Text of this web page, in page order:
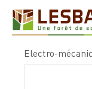
Electro-